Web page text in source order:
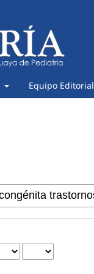
Equipo Editorial